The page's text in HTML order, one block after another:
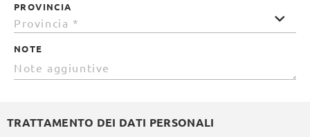
PROVINCIA
NOTE
TRATTAMENTO DEI DATI PERSONALI